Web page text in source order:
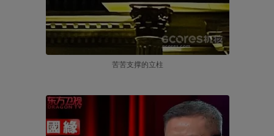
苦苦支撑的立柱